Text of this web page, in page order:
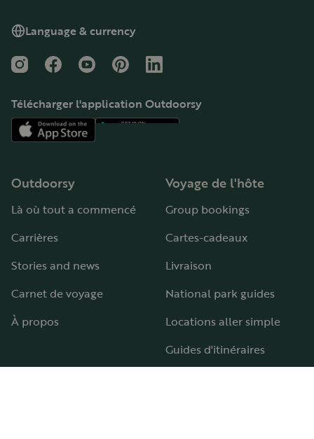
Language & currency
InstagramFacebookYouTubePinterestLinkedIn
Télécharger l'application Outdoorsy
Outdoorsy
Là où tout a commencé
Carrières
Stories and news
Carnet de voyage
À propos
Voyage de l'hôte
Group bookings
Cartes-cadeaux
Livraison
National park guides
Locations aller simple
Guides d'itinéraires